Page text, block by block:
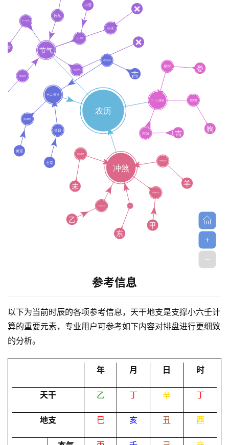
页
黄
历
卜
参考信息
以下为当前时辰的各项参考信息，天干地支是支撑小六壬计
算的重要元素，专业用户可参考如下内容对排盘进行更细致
的分析。
年 月 日 时
天干 乙 丁 辛 丁
地支 巳 亥 丑 酉